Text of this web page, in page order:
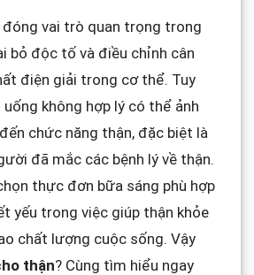
đóng vai trò quan trọng trong
bỏ độc tố và điều chỉnh cân
điện giải trong cơ thể. Tuy
uống không hợp lý có thể ảnh
chức năng thận, đặc biệt là
đã mắc các bệnh lý về thận.
thực đơn bữa sáng phù hợp
yếu trong việc giúp thận khỏe
chất lượng cuộc sống. Vậy
thận? Cùng tìm hiểu ngay